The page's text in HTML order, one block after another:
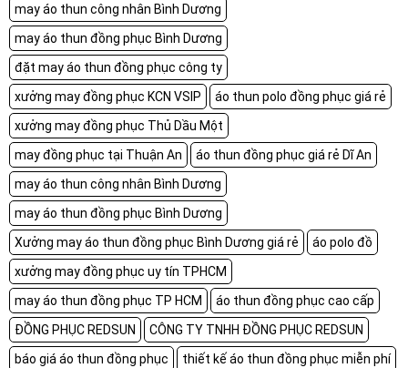
may áo thun công nhân Bình Dương
may áo thun đồng phục Bình Dương
đặt may áo thun đồng phục công ty
xưởng may đồng phục KCN VSIP
áo thun polo đồng phục giá rẻ
xưởng may đồng phục Thủ Dầu Một
may đồng phục tại Thuận An
áo thun đồng phục giá rẻ Dĩ An
may áo thun công nhân Bình Dương
may áo thun đồng phục Bình Dương
Xưởng may áo thun đồng phục Bình Dương giá rẻ
áo polo đồ
xưởng may đồng phục uy tín TPHCM
may áo thun đồng phục TP HCM
áo thun đồng phục cao cấp
ĐỒNG PHỤC REDSUN
CÔNG TY TNHH ĐỒNG PHỤC REDSUN
báo giá áo thun đồng phục
thiết kế áo thun đồng phục miễn phí